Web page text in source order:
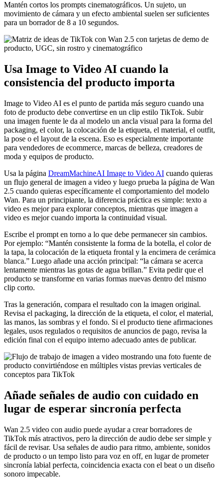
Mantén cortos los prompts cinematográficos. Un sujeto, un
movimiento de cámara y un efecto ambiental suelen ser suficientes
para un borrador de 8 a 10 segundos.
Usa Image to Video AI cuando la
consistencia del producto importa
Image to Video AI es el punto de partida más seguro cuando una
foto de producto debe convertirse en un clip estilo TikTok. Subir
una imagen fuente le da al modelo un ancla visual para la forma del
packaging, el color, la colocación de la etiqueta, el material, el outfit,
la pose o el layout de la escena. Eso es especialmente importante
para vendedores de ecommerce, marcas de belleza, creadores de
moda y equipos de producto.
Usa la página DreamMachineAI Image to Video AI cuando quieras
un flujo general de imagen a video y luego prueba la página de Wan
2.5 cuando quieras específicamente el comportamiento del modelo
Wan. Para un principiante, la diferencia práctica es simple: texto a
video es mejor para explorar conceptos, mientras que imagen a
video es mejor cuando importa la continuidad visual.
Escribe el prompt en torno a lo que debe permanecer sin cambios.
Por ejemplo: “Mantén consistente la forma de la botella, el color de
la tapa, la colocación de la etiqueta frontal y la encimera de cerámica
blanca.” Luego añade una acción principal: “la cámara se acerca
lentamente mientras las gotas de agua brillan.” Evita pedir que el
producto se transforme en varias formas nuevas dentro del mismo
clip corto.
Tras la generación, compara el resultado con la imagen original.
Revisa el packaging, la dirección de la etiqueta, el color, el material,
las manos, las sombras y el fondo. Si el producto tiene afirmaciones
legales, usos regulados o requisitos de anuncios de pago, revisa la
edición final con el equipo interno adecuado antes de publicar.
Añade señales de audio con cuidado en
lugar de esperar sincronía perfecta
Wan 2.5 video con audio puede ayudar a crear borradores de
TikTok más atractivos, pero la dirección de audio debe ser simple y
fácil de revisar. Usa señales de audio para ritmo, ambiente, sonidos
de producto o un tempo listo para voz en off, en lugar de prometer
sincronía labial perfecta, coincidencia exacta con el beat o un diseño
sonoro impecable.